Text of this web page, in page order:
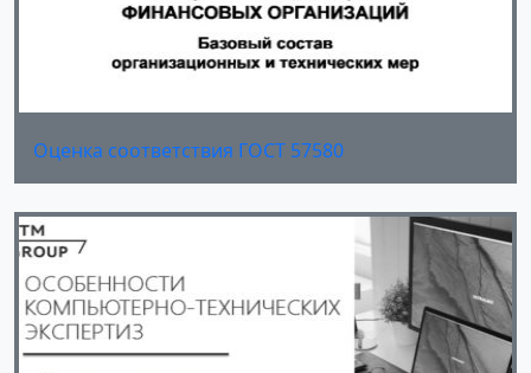
Оценка соответствия ГОСТ 57580